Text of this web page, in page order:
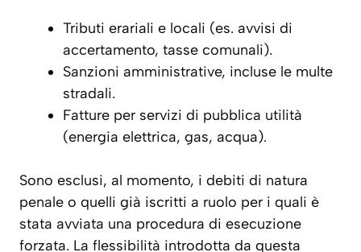
Tributi erariali e locali (es. avvisi di
accertamento, tasse comunali).
Sanzioni amministrative, incluse le multe
stradali.
Fatture per servizi di pubblica utilità
(energia elettrica, gas, acqua).
Sono esclusi, al momento, i debiti di natura
penale o quelli già iscritti a ruolo per i quali è
stata avviata una procedura di esecuzione
forzata. La flessibilità introdotta da questa